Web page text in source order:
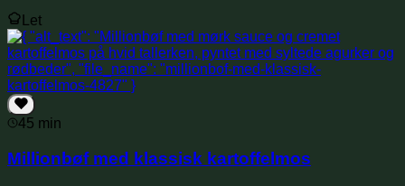
Let
45 min
Millionbøf med klassisk kartoffelmos